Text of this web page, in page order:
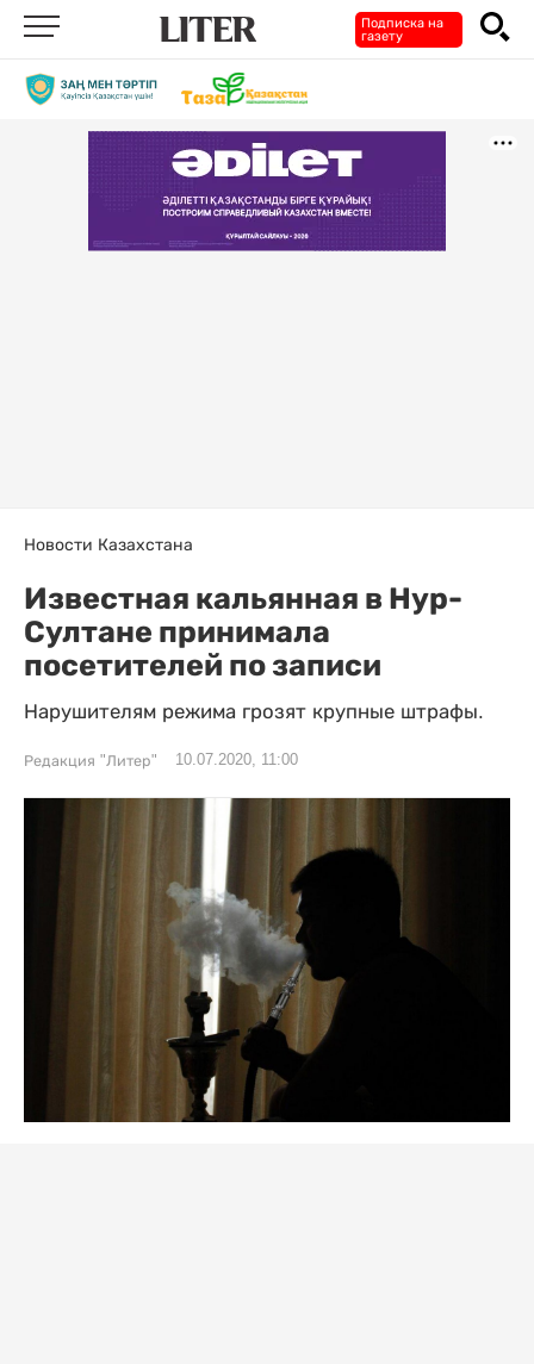
Подписка на
газету
Новости Казахстана
Известная кальянная в Нур-
Султане принимала
посетителей по записи
Нарушителям режима грозят крупные штрафы.
Редакция "Литер" 10.07.2020, 11:00